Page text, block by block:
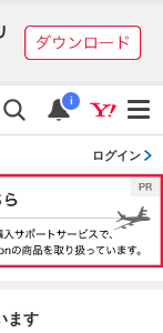
i
ログイン
ます